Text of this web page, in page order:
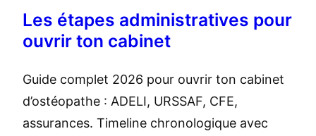
Les étapes administratives pour
ouvrir ton cabinet
Guide complet 2026 pour ouvrir ton cabinet
d’ostéopathe : ADELI, URSSAF, CFE,
assurances. Timeline chronologique avec